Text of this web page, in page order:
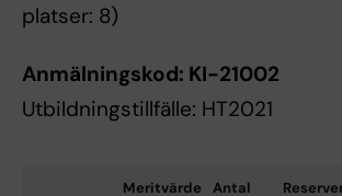
platser: 8)
Anmälningskod: KI-21002
Utbildningstillfälle: HT2021
Meritvärde
Antal